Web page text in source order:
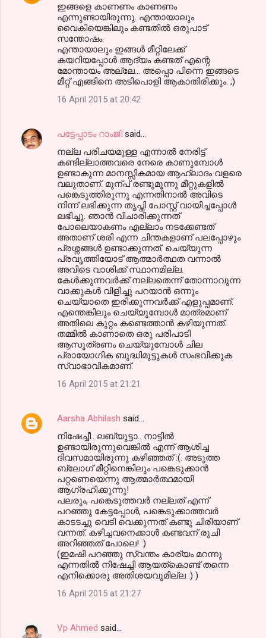
ഇങ്ങളെ കാണണം കാണണം
എന്നുണ്ടായിരുന്നു. എന്തായാലും
വൈകിയെങ്കിലും കണ്ടതില്‍ ഒരുപാട്
സന്തോഷം.
എന്തായാലും ഇങ്ങള്‍ മീറ്റിലേക്ക്
കയറിയപ്പോള്‍ ആദ്യം കണ്ടത് എന്റെ
മോന്തായം അല്ലേ... അപ്പൊ പിന്നെ ഇങ്ങടെ
മീറ്റ് എങ്ങിനെ അടിപൊളി ആകാതിരിക്കും. ;)
16 April 2015 at 20:42
പട്ടേപ്പാടം റാംജി said…
നല്ല പരിചയമുള്ള എന്നാല്‍ നേരിട്ട്
കണ്ടില്ലാത്തവരെ നേരെ കാണുമ്പോള്‍
ഉണ്ടാകുന്ന മാനസ്സികമായ ആഹ്ലാദം വളരെ
വലുതാണ്‌. മുന്പ് രണ്ടുമൂന്നു മീറ്റുകളില്‍
പങ്കെടുത്തിരുന്നു എന്നതിനാല്‍ അവിടെ
നിന്ന് ലഭിക്കുന്ന തൃപ്തി പോസ്റ്റ്‌ വായിച്ചപ്പോള്‍
ലഭിച്ചു. ഞാന്‍ വിചാരിക്കുന്നത്
പോലെയാകണം എല്ലാം നടക്കേണ്ടത്
അതാണ്‌ ശരി എന്ന ചിന്തകളാണ് പലപ്പോഴും
പ്രശ്നങ്ങള്‍ ഉണ്ടാക്കുന്നത്. ചെയ്യുന്ന
പ്രവൃത്തിയോട് ആത്മാര്‍ത്ഥത വന്നാല്‍
അവിടെ വാശിക്ക് സ്ഥാനമില്ല.
കേള്‍ക്കുന്നവര്‍ക്ക് നല്ലതെന്ന് തോന്നാവുന്ന
വാക്കുകള്‍ വിളിച്ചു പറയാന്‍ ഒന്നും
ചെയ്യാതെ ഇരിക്കുന്നവര്‍ക്ക് എളുപ്പമാണ്.
എന്തെങ്കിലും ചെയ്യുമ്പോള്‍ മാത്രമാണ്
അതിലെ കുറ്റം കണ്ടെത്താന്‍ കഴിയുന്നത്.
തമ്മില്‍ കാണാതെ ഒരു പരിപാടി
ആസൂത്രണം ചെയ്യുമ്പോള്‍ ചില
പ്രായോഗിക ബുദ്ധിമുട്ടുകള്‍ സംഭവിക്കുക
സ്വാഭാവികമാണ്.
16 April 2015 at 21:21
Aarsha Abhilash said…
നിഷേച്ചീ.. ലബ്യുട്ടാ.. നാട്ടില്‍
ഉണ്ടായിരുന്നുവെങ്കില്‍ എന്ന് ആശിച്ച
ദിവസമായിരുന്നു കഴിഞ്ഞത് :(. അടുത്ത
ബ്ലോഗ്‌ മീറ്റിനെങ്കിലും പങ്കെടുക്കാന്‍
പറ്റണെയെന്നു ആത്മാര്‍ത്ഥമായി
ആഗ്രഹിക്കുന്നു!
പലരും, പങ്കെടുത്തവര്‍ നല്ലത് എന്ന്
പറഞ്ഞു കേട്ടപ്പോള്‍, പങ്കെടുക്കാത്തവര്‍
കാടടച്ചു വെടി വെക്കുന്നത് കണ്ടു ചിരിയാണ്
വന്നത്. കഴിച്ചവനെക്കാള്‍ കണ്ടവന് രുചി
അറിഞ്ഞത് പോലെ! :)
(ഇമഷി പറഞ്ഞു സ്വന്തം കാര്യം മറന്നു
എന്നതില്‍ നിഷേച്ചി ആയത്കൊണ്ട് തന്നെ
എനിക്കൊരു അതിശയവുമില്ല :) )
16 April 2015 at 21:27
Vp Ahmed said…